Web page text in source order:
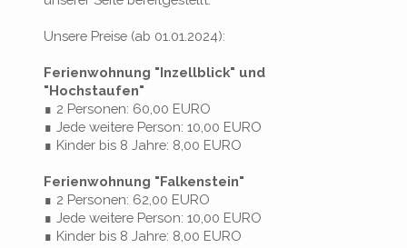
Unsere Preise (ab 01.01.2024):
Ferienwohnung "Inzellblick" und
"Hochstaufen"
∎ 2 Personen: 60,00 EURO
∎ Jede weitere Person: 10,00 EURO
∎ Kinder bis 8 Jahre: 8,00 EURO
Ferienwohnung "Falkenstein"
∎ 2 Personen: 62,00 EURO
∎ Jede weitere Person: 10,00 EURO
∎ Kinder bis 8 Jahre: 8,00 EURO